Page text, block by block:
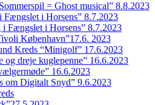
= Ghost musical” 8.8.2023
Fængslet i Horsens” 8.7.2023
i Fængslet i Horsens” 8.7.2023
København”17.6. 2023
Kreds “Minigolf” 17.6.2023
og dreje kuglepenne” 16.6.2023
16.6.2023
om Digitalt Snyd” 9.6.2023